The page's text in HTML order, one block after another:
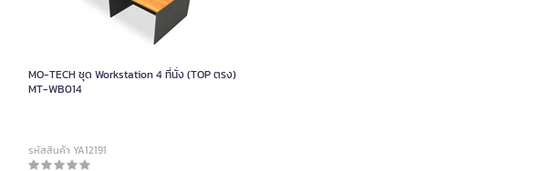
MO-TECH ชุด Workstation 4 ที่นั่ง (TOP ตรง)
MT-WB014
รหัสสินค้า YA12191